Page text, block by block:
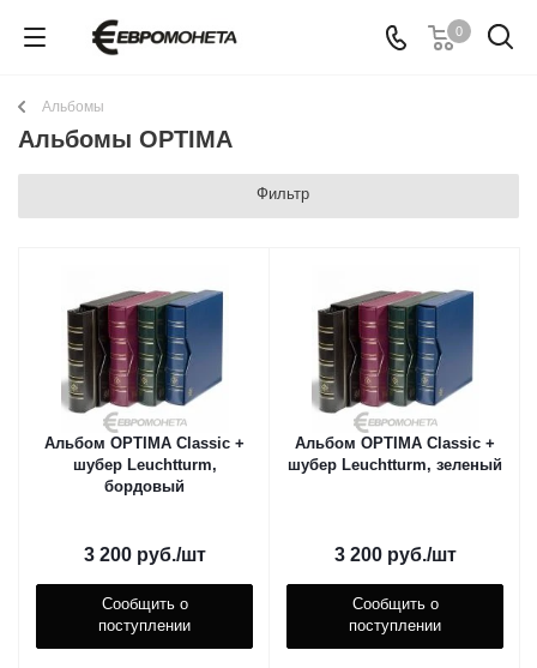
0
Альбомы
Альбомы OPTIMA
Фильтр
Альбом OPTIMA Classic +
шубер Leuchtturm,
бордовый
3 200руб./шт
Сообщить о
поступлении
Альбом OPTIMA Classic +
шубер Leuchtturm, зеленый
3 200руб./шт
Сообщить о
поступлении